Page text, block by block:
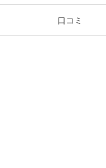
口コミ